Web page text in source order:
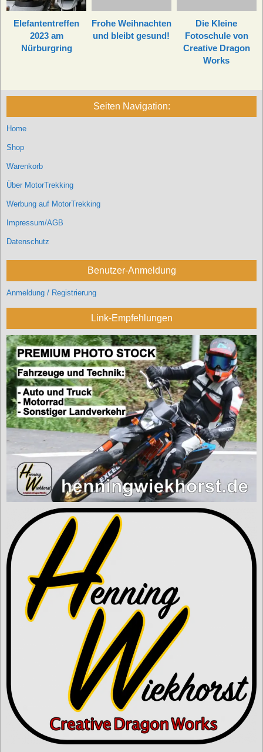
Elefantentreffen
2023 am
Nürburgring
Frohe Weihnachten
und bleibt gesund!
Die Kleine
Fotoschule von
Creative Dragon
Works
Seiten Navigation:
Home
Shop
Warenkorb
Über MotorTrekking
Werbung auf MotorTrekking
Impressum/AGB
Datenschutz
Benutzer-Anmeldung
Anmeldung / Registrierung
Link-Empfehlungen